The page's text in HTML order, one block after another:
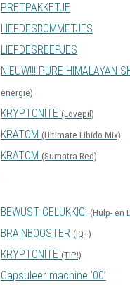
PRETPAKKETJE
LIEFDESBOMMETJES
LIEFDESREEPJES
NIEUW!!! PURE HIMALAYAN
energie)
KRYPTONITE (Lovepil)
KRATOM (Ultimate Libido Mix)
KRATOM (Sumatra Red)
BEWUST GELUKKIG’ (Hulp- en
BRAINBOOSTER (IQ+)
KRYPTONITE (TIP!)
Capsuleer machine ’00’